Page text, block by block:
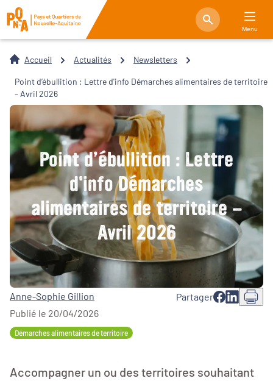
Menu
Accueil Actualités Newsletters
Point d’ébullition : Lettre d'info Démarches alimentaires de territoire
- Avril 2026
Point d’ébullition : Lettre
d'info Démarches
alimentaires de territoire -
Avril 2026
Anne-Sophie Gillion
Publié le 20/04/2026
Partager
Démarches alimentaires de territoire
Accompagner un ou des territoires souhaitant